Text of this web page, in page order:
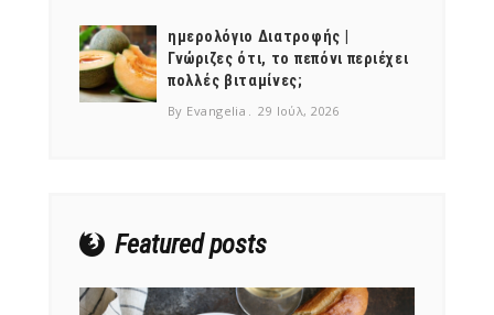
ημερολόγιο Διατροφής |
Γνώριζες ότι, το πεπόνι περιέχει
πολλές βιταμίνες;
By Evangelia 29 Ιούλ, 2026
Featured posts